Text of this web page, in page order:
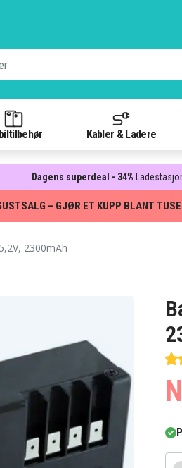
Kabler & Ladere
Dagens superdeal - 34%
– GJØR ET KUPP BLANT
2300mAh